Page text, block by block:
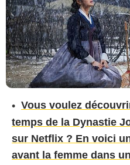
Vous voulez
temps de la Dynastie
sur Netflix ? En voici
avant la femme dans